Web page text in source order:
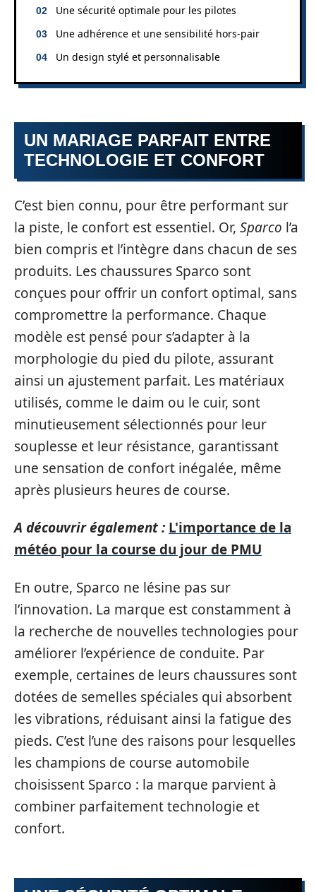
Une sécurité optimale pour les pilotes
Une adhérence et une sensibilité hors-pair
Un design stylé et personnalisable
UN MARIAGE PARFAIT ENTRE
TECHNOLOGIE ET CONFORT
C’est bien connu, pour être performant sur
la piste, le confort est essentiel. Or, Sparco l’a
bien compris et l’intègre dans chacun de ses
produits. Les chaussures Sparco sont
conçues pour offrir un confort optimal, sans
compromettre la performance. Chaque
modèle est pensé pour s’adapter à la
morphologie du pied du pilote, assurant
ainsi un ajustement parfait. Les matériaux
utilisés, comme le daim ou le cuir, sont
minutieusement sélectionnés pour leur
souplesse et leur résistance, garantissant
une sensation de confort inégalée, même
après plusieurs heures de course.
A découvrir également : L'importance de la
météo pour la course du jour de PMU
En outre, Sparco ne lésine pas sur
l’innovation. La marque est constamment à
la recherche de nouvelles technologies pour
améliorer l’expérience de conduite. Par
exemple, certaines de leurs chaussures sont
dotées de semelles spéciales qui absorbent
les vibrations, réduisant ainsi la fatigue des
pieds. C’est l’une des raisons pour lesquelles
les champions de course automobile
choisissent Sparco : la marque parvient à
combiner parfaitement technologie et
confort.